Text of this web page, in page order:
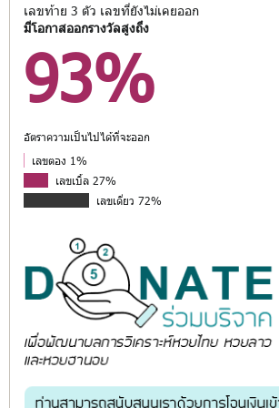
เลขท้าย 3 ตัว เลขที่ยังไม่เคยออก
มีโอกาสออกรางวัลสูงถึง
93%
อัตราความเป็นไปได้ที่จะออก
เลขตอง 1%
เลขเบิ้ล 27%
เลขเดี่ยว 72%